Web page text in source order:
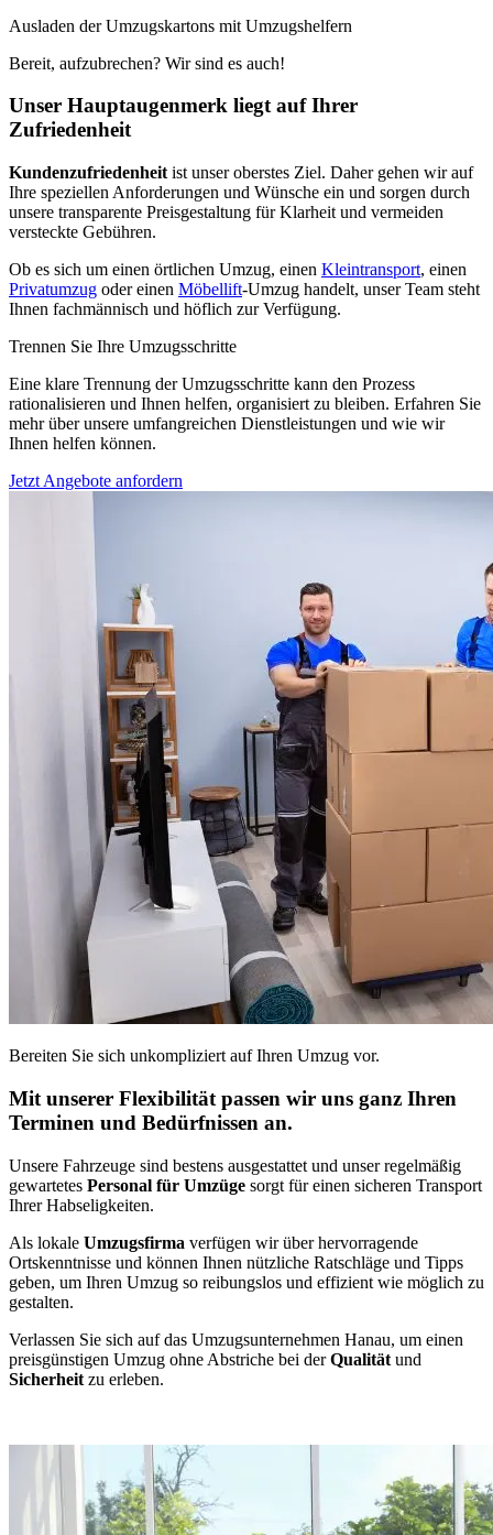
Ausladen der Umzugskartons mit Umzugshelfern
Bereit, aufzubrechen? Wir sind es auch!
Unser Hauptaugenmerk liegt auf Ihrer
Zufriedenheit
Kundenzufriedenheit ist unser oberstes Ziel. Daher gehen wir auf
Ihre speziellen Anforderungen und Wünsche ein und sorgen durch
unsere transparente Preisgestaltung für Klarheit und vermeiden
versteckte Gebühren.
Ob es sich um einen örtlichen Umzug, einen Kleintransport, einen
Privatumzug oder einen Möbellift-Umzug handelt, unser Team steht
Ihnen fachmännisch und höflich zur Verfügung.
Trennen Sie Ihre Umzugsschritte
Eine klare Trennung der Umzugsschritte kann den Prozess
rationalisieren und Ihnen helfen, organisiert zu bleiben. Erfahren Sie
mehr über unsere umfangreichen Dienstleistungen und wie wir
Ihnen helfen können.
Jetzt Angebote anfordern
Bereiten Sie sich unkompliziert auf Ihren Umzug vor.
Mit unserer Flexibilität passen wir uns ganz Ihren
Terminen und Bedürfnissen an.
Unsere Fahrzeuge sind bestens ausgestattet und unser regelmäßig
gewartetes Personal für Umzüge sorgt für einen sicheren Transport
Ihrer Habseligkeiten.
Als lokale Umzugsfirma verfügen wir über hervorragende
Ortskenntnisse und können Ihnen nützliche Ratschläge und Tipps
geben, um Ihren Umzug so reibungslos und effizient wie möglich zu
gestalten.
Verlassen Sie sich auf das Umzugsunternehmen Hanau, um einen
preisgünstigen Umzug ohne Abstriche bei derQualität und
Sicherheit zu erleben.